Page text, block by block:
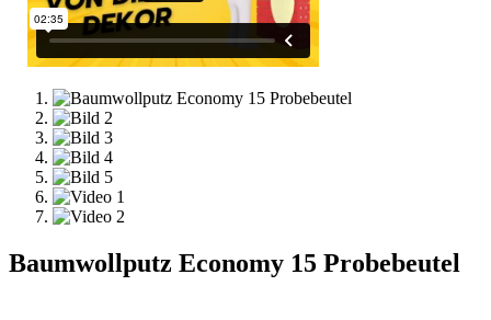
Baumwollputz Economy 15 Probebeutel